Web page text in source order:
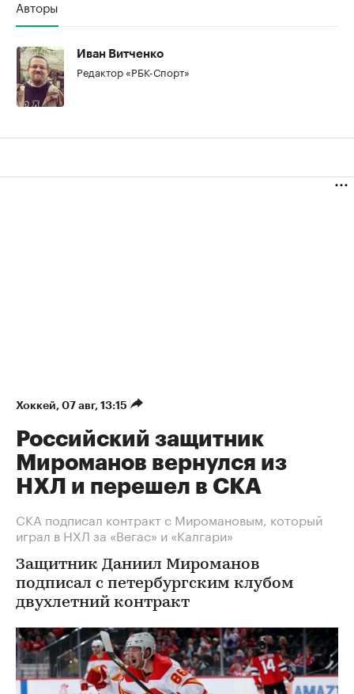
Авторы
Иван Витченко
Редактор «РБК-Спорт»
Хоккей 07 авг, 13:15
Российский защитник
Мироманов вернулся из
НХЛ и перешел в СКА
СКА подписал контракт с Миромановым, который
играл в НХЛ за «Вегас» и «Калгари»
Защитник Даниил Мироманов
подписал с петербургским клубом
двухлетний контракт